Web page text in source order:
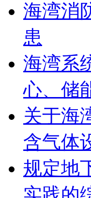
海湾消
患
海湾系
心、储
关于海
含气体
规定地